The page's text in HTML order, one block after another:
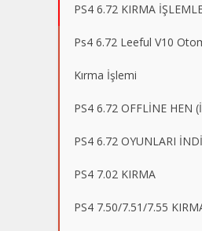
PS4 6.72 KIRMA
Ps4 6.72 Leeful V10
Kırma İşlemi
PS4 6.72 OFFLİNE HEN
PS4 6.72 OYUNLARI
PS4 7.02 KIRMA
PS4 7.50/7.51/7.55